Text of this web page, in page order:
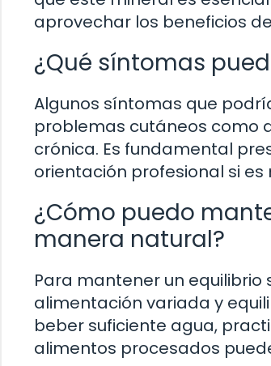
aprovechar los beneficios
¿Qué síntomas
Algunos síntomas que
problemas cutáneos como
crónica. Es fundamental
orientación profesional si es
¿Cómo puedo
manera natural?
Para mantener un equilibrio
alimentación variada y
beber suficiente agua,
alimentos procesados